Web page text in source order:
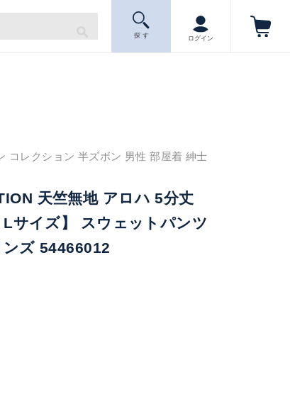
探 す ログイン
コレクション 半ズボン 男性 部屋着 紳士
天竺無地 アロハ 5分丈
サイズ】 スウェットパンツ
ズ 54466012